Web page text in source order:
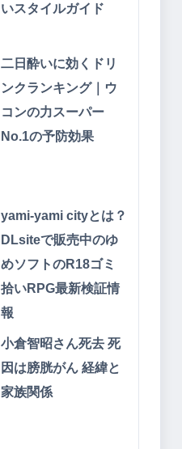
いスタイルガイド
二日酔いに効くドリ
ンクランキング｜ウ
コンの力スーパー
No.1の予防効果
yami-yami cityとは？
DLsiteで販売中のゆ
めソフトのR18ゴミ
拾いRPG最新検証情
報
小倉智昭さん死去 死
因は膀胱がん 経緯と
家族関係